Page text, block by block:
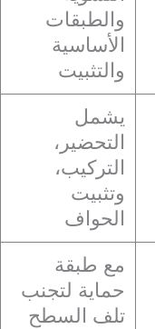
والطبقات
الأساسية
والتثبيت
يشمل
التحضير،
التركيب،
وتثبيت
الحواف
مع طبقة
حماية لتجنب
تلف السطح